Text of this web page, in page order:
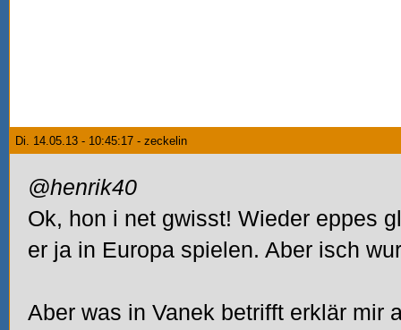
Di. 14.05.13 - 10:45:17 - zeckelin
@henrik40
Ok, hon i net gwisst! Wieder eppes
er ja in Europa spielen. Aber isch
Aber was in Vanek betrifft erklär mir